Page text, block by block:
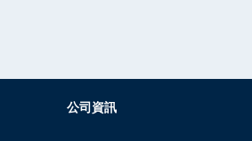
公司資訊